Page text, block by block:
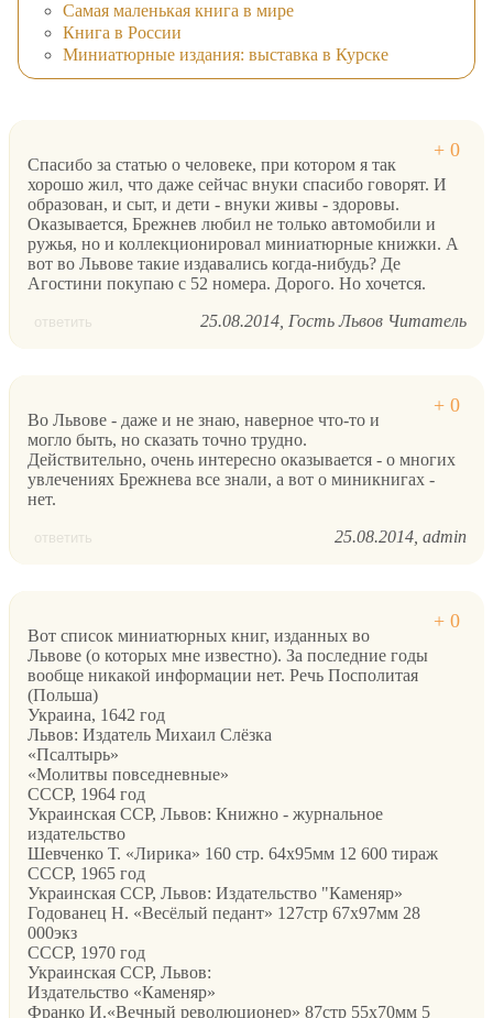
Самая маленькая книга в мире
Книга в России
Миниатюрные издания: выставка в Курске
Спасибо за статью о человеке, при котором я так
хорошо жил, что даже сейчас внуки спасибо говорят. И
образован, и сыт, и дети - внуки живы - здоровы.
Оказывается, Брежнев любил не только автомобили и
ружья, но и коллекционировал миниатюрные книжки. А
вот во Львове такие издавались когда-нибудь? Де
Агостини покупаю с 52 номера. Дорого. Но хочется.
ответить 25.08.2014 Гость Львов Читатель
Во Львове - даже и не знаю, наверное что-то и
могло быть, но сказать точно трудно.
Действительно, очень интересно оказывается - о многих
увлечениях Брежнева все знали, а вот о миникнигах -
нет.
ответить 25.08.2014 admin
Вот список миниатюрных книг, изданных во
Львове (о которых мне известно). За последние годы
вообще никакой информации нет. Речь Посполитая
(Польша)
Украина, 1642 год
Львов: Издатель Михаил Слёзка
«Псалтырь»
«Молитвы повседневные»
CCCР, 1964 год
Украинская ССР, Львов: Книжно - журнальное
издательство
Шевченко Т. «Лирика» 160 стр. 64х95мм 12 600 тираж
CCCР, 1965 год
Украинская ССР, Львов: Издательство "Каменяр»
Годованец Н. «Весёлый педант» 127стр 67х97мм 28
000экз
CCCР, 1970 год
Украинская ССР, Львов:
Издательство «Каменяр»
Франко И.«Вечный революционер» 87стр 55х70мм 5